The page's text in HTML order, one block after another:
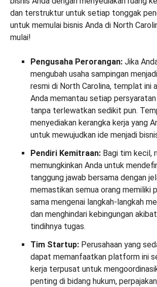
dan terstruktur untuk setiap tonggak
untuk memulai bisnis Anda di North
mulai!
Pengusaha Perorangan: Jika
mengubah usaha sampingan
resmi di North Carolina, templat ini
Anda memantau setiap
tanpa terlewatkan sedikit pun.
menyediakan kerangka kerja yang
untuk mewujudkan ide menjadi
Pendiri Kemitraan: Bagi tim kecil,
memungkinkan Anda untuk
tanggung jawab bersama dengan
memastikan semua orang memiliki
sama mengenai langkah-langkah
dan menghindari kebingungan
tindihnya tugas.
Tim Startup: Perusahaan yang
dapat memanfaatkan platform ini
kerja terpusat untuk
penting di bidang hukum,